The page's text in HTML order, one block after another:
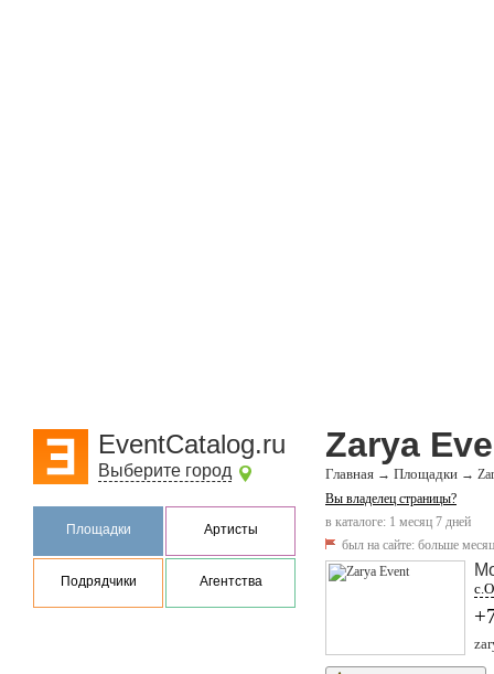
EventCatalog.ru
Выберите город
Площадки Артисты
Подрядчики Агентства
Zarya
Главная → Площадки →
Вы владелец страницы?
в каталоге: 1 месяц 7 дней
был на сайте: больше